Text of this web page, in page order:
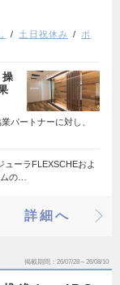
土日祝休み
ポ
パートナーに対し、
ーラFLEXSCHEおよ
の…
詳細へ
掲載期間 26/07/28～26/08/10